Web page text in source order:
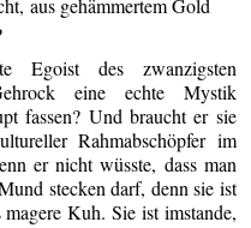
aus gehämmertem Gold
Egoist des zwanzigsten
eine echte Mystik
fassen? Und braucht er sie
Rahmabschöpfer im
er nicht wüsste, dass man
stecken darf, denn sie ist
Kuh. Sie ist imstande,